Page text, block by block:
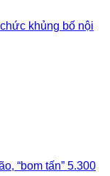
khủng bố nội
“bom tấn” 5.300